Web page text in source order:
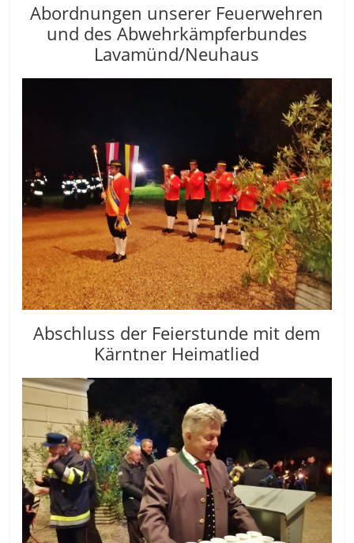
Abordnungen unserer Feuerwehren
und des Abwehrkämpferbundes
Lavamünd/Neuhaus
Abschluss der Feierstunde mit dem
Kärntner Heimatlied